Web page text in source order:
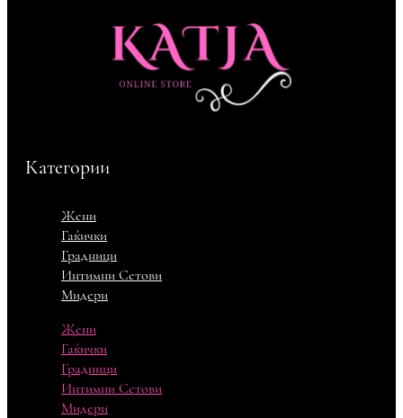
Категории
Жени
Гаќички
Градници
Интимни Сетови
Мидери
Жени
Гаќички
Градници
Интимни Сетови
Мидери